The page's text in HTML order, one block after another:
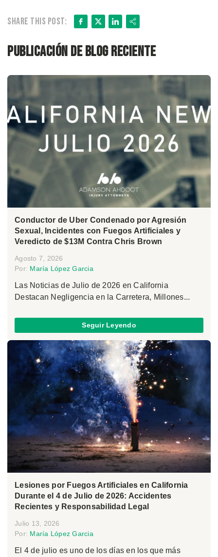
Share this post: Facebook
X LinkedIn
Share
Publicación de blog reciente
Conductor de Uber Condenado por Agresión
Sexual, Incidentes con Fuegos Artificiales y
Veredicto de $13M Contra Chris Brown
Agosto 7, 2026
Por: María López Garcia
Las Noticias de Julio de 2026 en California
Destacan Negligencia en la Carretera, Millones...
Seguir Leyendo
Lesiones por Fuegos Artificiales en California
Durante el 4 de Julio de 2026: Accidentes
Recientes y Responsabilidad Legal
Julio 13, 2026
Por: María López Garcia
El 4 de julio es uno de los días en los que más